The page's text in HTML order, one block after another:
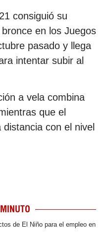
consiguió su
en los Juegos
pasado y llega
intentar subir al
a vela combina
que el
con el nivel
de El Niño para el empleo en